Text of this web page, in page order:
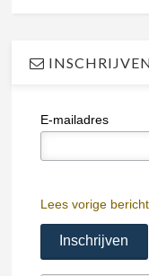
E-mailadres
Lees vorige